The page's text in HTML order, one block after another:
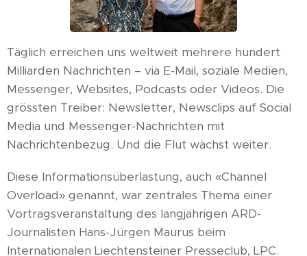
Täglich erreichen uns weltweit mehrere hundert
Milliarden Nachrichten – via E-Mail, soziale Medien,
Messenger, Websites, Podcasts oder Videos. Die
grössten Treiber: Newsletter, Newsclips auf Social
Media und Messenger-Nachrichten mit
Nachrichtenbezug. Und die Flut wächst weiter.
Diese Informationsüberlastung, auch «Channel
Overload» genannt, war zentrales Thema einer
Vortragsveranstaltung des langjährigen ARD-
Journalisten Hans-Jürgen Maurus beim
Internationalen Liechtensteiner Presseclub, LPC.